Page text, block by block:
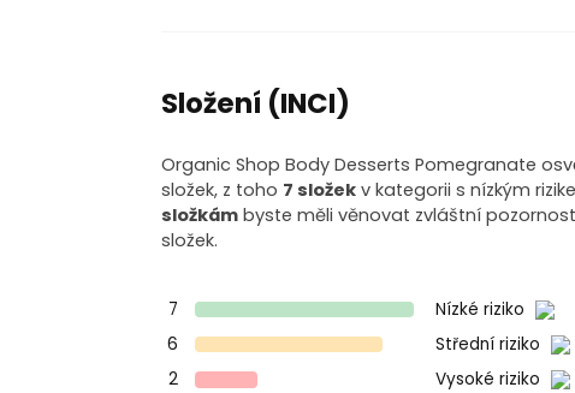
Složení (INCI)
Organic Shop Body Desserts Pomegranate
složek, z toho 7 složek v kategorii s nízkým
složkám byste měli věnovat zvláštní
složek.
7
Nízké riziko
6
Střední riziko
2
Vysoké riziko